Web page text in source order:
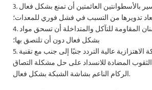
3. يمكن لتقنية التكسير بالأسطوانتين العائمتين أن تمنع بشكل فعال
تدويرها من التسبب في فشل فوري للمعدات؛
4. يمكن لألواح الأسنان المقاومة للتآكل والمتداخلة أن تسحق مواد RAP
بشكل فعال دون أن تلتصق بها؛
5. تعمل شاشة الشبكة الاهتزازية عالية التردد جنبًا إلى جنب مع تقنية
المضادة للانسداد على حل مشكلة التصاق
الركام الناعم بشاشة الشبكة بشكل فعال.